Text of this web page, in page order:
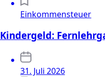
Einkommensteuer
Kindergeld:
31. Juli 2026